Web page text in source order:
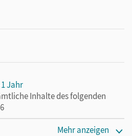
Jahr
Inhalte des folgenden
Mehr anzeigen